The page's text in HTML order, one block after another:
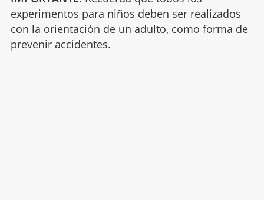
experimentos para niños deben ser realizados
con la orientación de un adulto, como forma de
prevenir accidentes.